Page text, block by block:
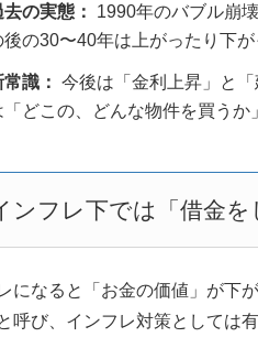
去の実態：
1990年のバブル崩
後の30〜40年は上がったり下が
識： 今後は「金利上昇」と
「どこの、どんな物件を買うか
ンフレ下では「借金を
になると「お金の価値」が下
呼び、インフレ対策としては